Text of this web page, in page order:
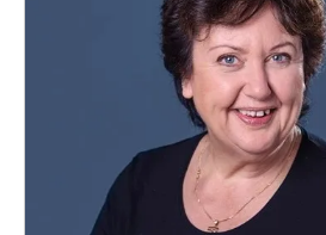
Workshopledare, facilitator
Radio och TV-profiler